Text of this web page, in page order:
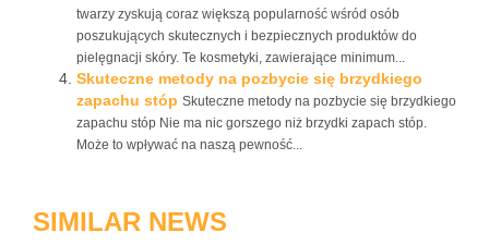
twarzy zyskują coraz większą popularność wśród osób
poszukujących skutecznych i bezpiecznych produktów do
pielęgnacji skóry. Te kosmetyki, zawierające minimum...
Skuteczne metody na pozbycie się brzydkiego
zapachu stóp Skuteczne metody na pozbycie się brzydkiego
zapachu stóp Nie ma nic gorszego niż brzydki zapach stóp.
Może to wpływać na naszą pewność...
SIMILAR NEWS